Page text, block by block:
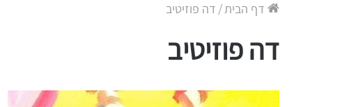
דף הבית/ דה פוזיטיב
דה פוזיטיב